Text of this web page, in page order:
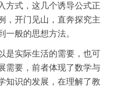
方式，这几个诱导公式正
，开门见山，直奔探究主
一般的思想方法。
是实际生活的需要，也可
需要，前者体现了数学与
知识的发展，在理解了教